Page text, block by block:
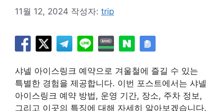
11월 12, 2024 작성자: trip
샤넬 아이스링크 예약으로 겨울철에 즐길 수 있는
특별한 경험을 제공합니다. 이번 포스트에서는 샤넬
아이스링크 예약 방법, 운영 기간, 장소, 주차 정보,
그리고 이곳의 특징에 대해 자세히 알아보겠습니다.